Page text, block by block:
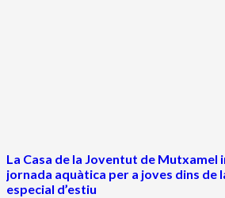
La Casa de la Joventut de Mutxamel
jornada aquàtica per a joves dins de
especial d’estiu